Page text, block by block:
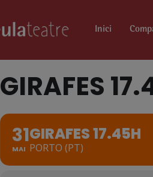
Inici
GIRAFES
31
MAI
GIRAFES 17.45H
PORTO (PT)